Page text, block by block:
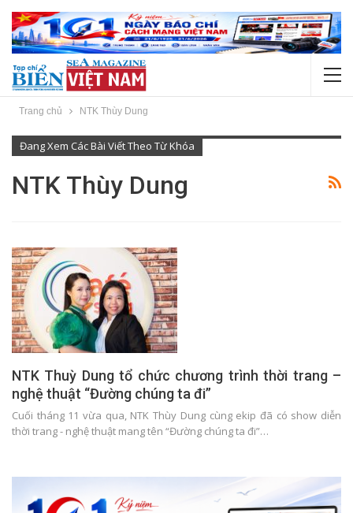
Trang chủ NTK Thùy Dung
Đang Xem Các Bài Viết Theo Từ Khóa
NTK Thùy Dung
NTK Thuỳ Dung tổ chức chương trình thời trang –
nghệ thuật “Đường chúng ta đi”
Cuối tháng 11 vừa qua, NTK Thùy Dung cùng ekip đã có show diễn
thời trang - nghệ thuật mang tên “Đường chúng ta đi”…